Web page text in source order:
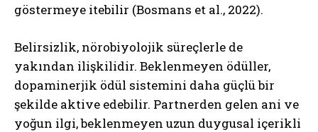
göstermeye itebilir (Bosmans et al., 2022).
Belirsizlik, nörobiyolojik süreçlerle de
yakından ilişkilidir. Beklenmeyen ödüller,
dopaminerjik ödül sistemini daha güçlü bir
şekilde aktive edebilir. Partnerden gelen ani ve
yoğun ilgi, beklenmeyen uzun duygusal içerikli